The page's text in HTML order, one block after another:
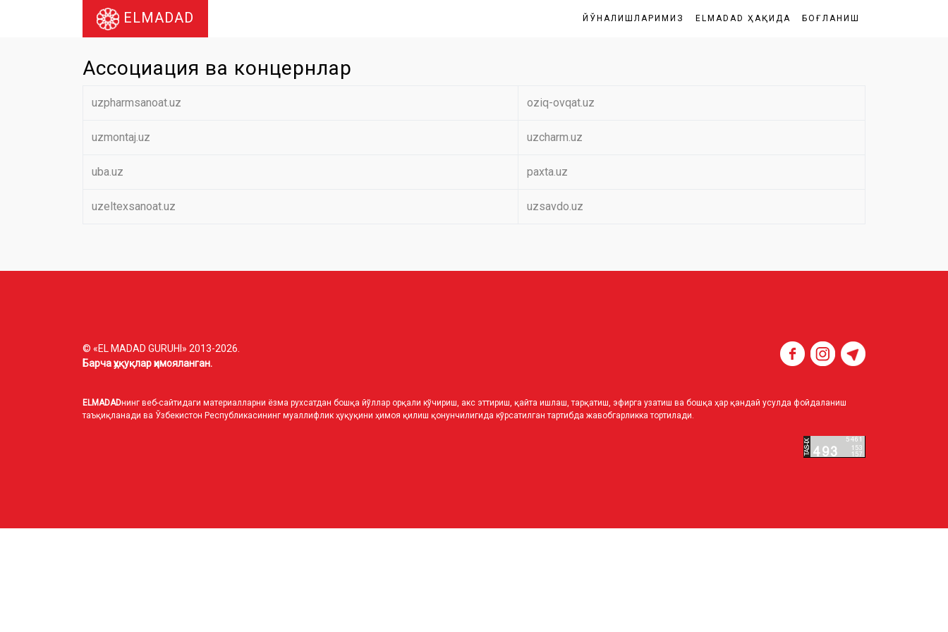
ELMADAD ЙЎНАЛИШЛАРИМИЗ ELMADAD ҲАҚИДА БОҒЛАНИШ
Ассоциация ва концернлар
uzpharmsanoat.uz oziq-ovqat.uz
uzmontaj.uz uzcharm.uz
uba.uz paxta.uz
uzeltexsanoat.uz uzsavdo.uz
© «EL MADAD GURUHI» 2013-2026.
Барча ҳуқуқлар ҳимояланган.
ELMADADнинг веб-сайтидаги материалларни ёзма рухсатдан бошқа йўллар орқали кўчириш, акс эттириш, қайта ишлаш, тарқатиш, эфирга узатиш ва бошқа ҳар қандай усулда фойдаланиш
таъқиқланади ва Ўзбекистон Республикасининг муаллифлик ҳуқуқини ҳимоя қилиш қонунчилигида кўрсатилган тартибда жавобгарликка тортилади.